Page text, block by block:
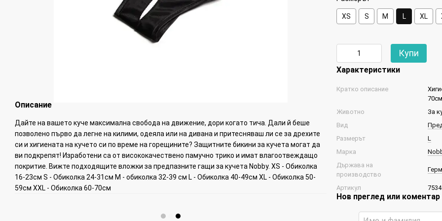
Описание
Дайте на вашето куче максимална свобода на движение, дори когато тича. Дали й беше
позволено първо да легне на килими, одеяла или на дивана и притесняваш ли се за дрехите
си и хигиената на кучето си по време на горещините? Защитните бикини за кучета могат да
ви подкрепят! Изработени са от висококачествено памучно трико и имат влагоотвеждащо
покритие. Вижте подходящите вложки за предпазните гащи за кучета Nobby. XS - Обиколка
16-23см S - Обиколка 24-31см M - обиколка 32-39 см L - Обиколка 40-49см XL - Обиколка 50-
59см XXL - Обиколка 60-70см
XS S М L XL
Купи
Характеристики
Кратко описание
70см
Животно
За
Вид
Размерът
L
Марка
Държава на
производство
Артикул
Нов преглед или коментар